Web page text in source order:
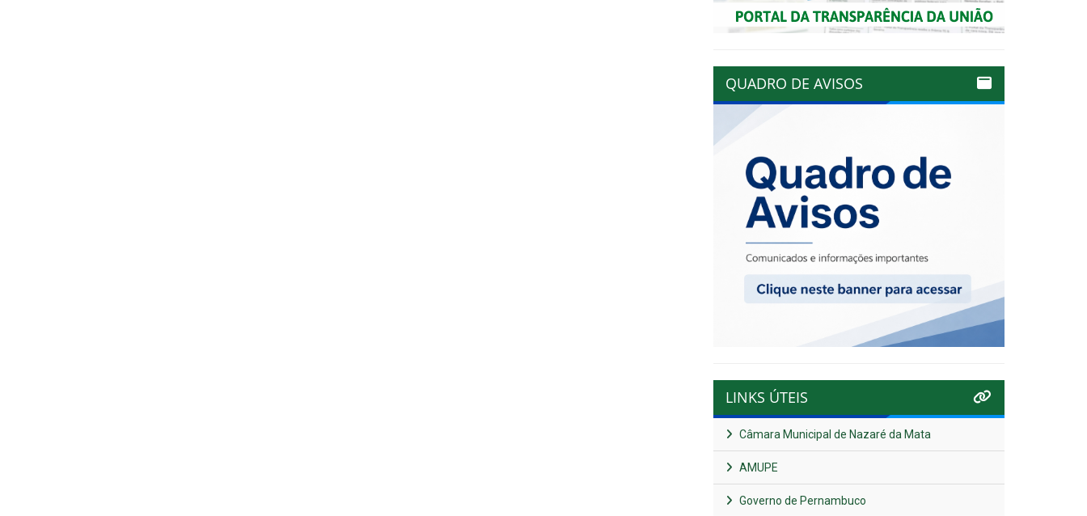
QUADRO DE AVISOS
LINKS ÚTEIS
Câmara Municipal de Nazaré da Mata
AMUPE
Governo de Pernambuco